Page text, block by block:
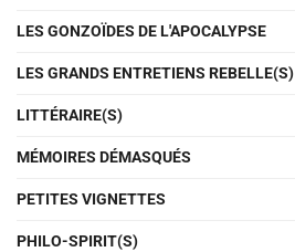
LES GONZOÏDES DE L'APOCALYPSE
LES GRANDS ENTRETIENS REBELLE(S)
LITTÉRAIRE(S)
MÉMOIRES DÉMASQUÉS
PETITES VIGNETTES
PHILO-SPIRIT(S)